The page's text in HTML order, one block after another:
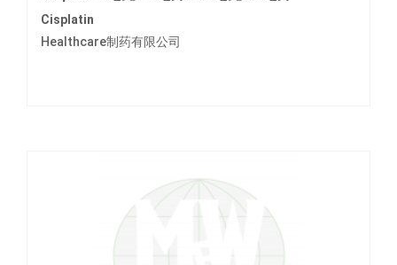
Cisplatin
Healthcare制药有限公司